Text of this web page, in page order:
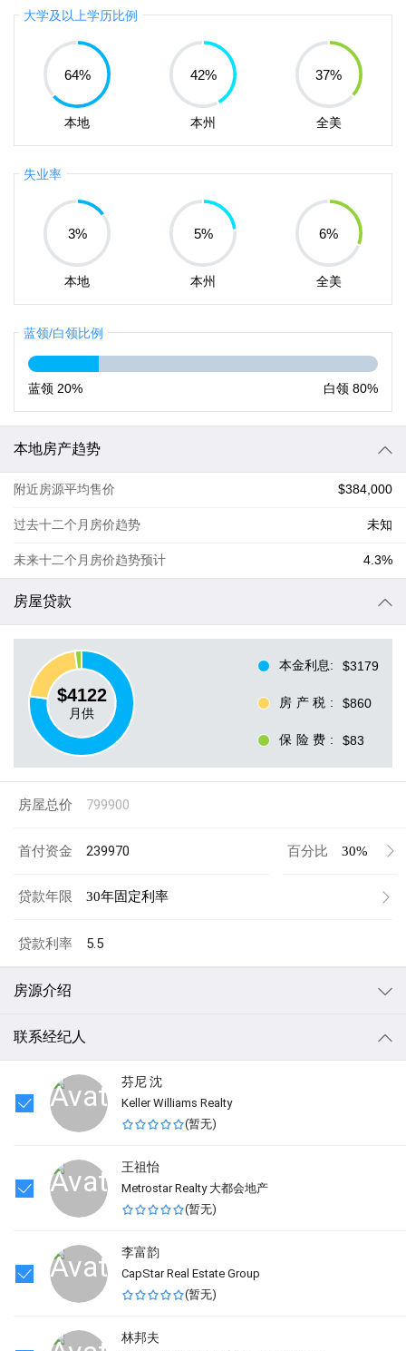
大学及以上学历比例
64%
本地
42%
本州
37%
全美
失业率
3%
本地
5%
本州
6%
全美
蓝领/白领比例
蓝领 20% 白领 80%
本地房产趋势
附近房源平均售价 $384,000
过去十二个月房价趋势 未知
未来十二个月房价趋势预计 4.3%
房屋贷款
$4122
月供
本金利息: $3179
房产税 : $860
保险费 : $83
房屋总价
首付资金 百分比 30%
贷款年限 30年固定利率
贷款利率
房源介绍
CARPET & PAINT THRU OUT * OFFICE COULD BE USED FOR 3RD
OPEN & AIRY WITH LOADS OF WINDOWS AND BUILT-IN'S *
GOURMET KITCHEN WITH NEW STAINLESS STEEL APPLIANCES,
GRANITE COUNTERS & HARDWOOD FLOORING * FRESH PAINT * 2
CAR GARAGE * 2 BLOCK TO TOWN CENTER & MINUTES TO
METRO, TOLL ROAD & AIRPORT -
联系经纪人
芬尼 沈
Keller Williams Realty
(暂无)
王祖怡
Metrostar Realty 大都会地产
(暂无)
李富韵
CapStar ​Real Estate Group ​
(暂无)
林邦夫